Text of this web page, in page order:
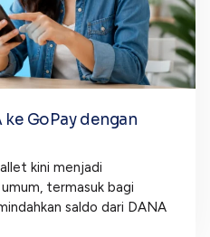
GoPay dengan
kini menjadi
termasuk bagi
saldo dari DANA